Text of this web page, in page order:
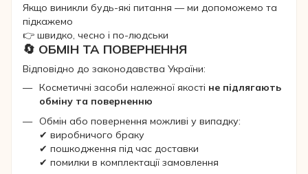
Якщо виникли будь-які питання — ми допоможемо та
підкажемо
👉 швидко, чесно і по-людськи
🔄 ОБМІН ТА ПОВЕРНЕННЯ
Відповідно до законодавства України:
Косметичні засоби належної якості не підлягають
обміну та поверненню
Обмін або повернення можливі у випадку:
✔ виробничого браку
✔ пошкодження під час доставки
✔ помилки в комплектації замовлення